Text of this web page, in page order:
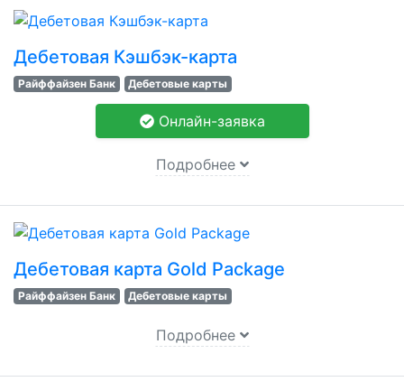
Дебетовая Кэшбэк-карта
Райффайзен Банк Дебетовые карты
Онлайн-заявка
Подробнее
Дебетовая карта Gold Package
Райффайзен Банк Дебетовые карты
Подробнее